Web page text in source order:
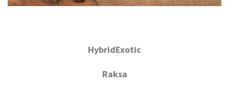
HybridExotic
Raksa